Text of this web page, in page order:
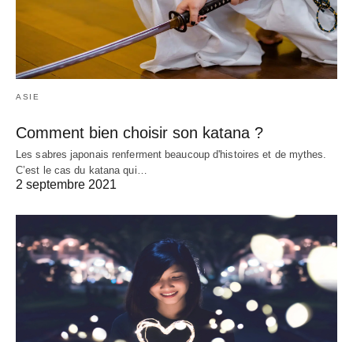
ASIE
Comment bien choisir son katana ?
Les sabres japonais renferment beaucoup d'histoires et de mythes.
C’est le cas du katana qui…
2 septembre 2021